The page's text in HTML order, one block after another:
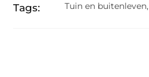
Tags: Tuin en buitenleven,